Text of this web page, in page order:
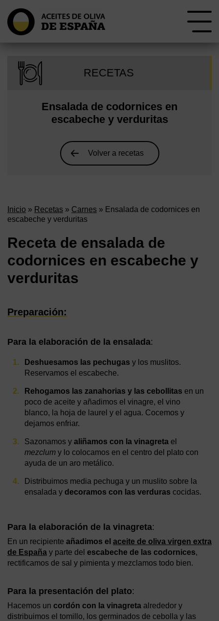
RECETAS
Ensalada de codornices en
escabeche y verduritas
Volver a recetas
Inicio » Recetas » Carnes » Ensalada de codornices en
escabeche y verduritas
Receta de ensalada de
codornices en escabeche y
verduritas
Preparación:
Para la elaboración de la ensalada:
Deshuesamos las pechugas y los muslitos.
Reservamos el escabeche.
Rehogamos las zanahorias y las cebollitas en un
poco de aceite y añadimos el vinagre, el vino
blanco, la hoja de laurel y el agua. Cocemos y
dejamos enfriar.
Sazonamos y aliñamos con la vinagreta el
mezclum y lo colocamos en el centro del plato con
ayuda de un aro metálico.
Distribuimos media pechuga y un muslito sobre la
ensalada y decoramos con las verduras cocidas.
Para la elaboración de la vinagreta:
En un recipiente añadimos el aceite de oliva virgen extra
de España y parte del escabeche de las codornices,
rectificamos de sal y pimienta y mezclamos todo bien.
Para la presentación del plato:
Hacemos un cordón con la vinagreta alrededor y
distribuimos el tomillo, los germinados de cebolla y las